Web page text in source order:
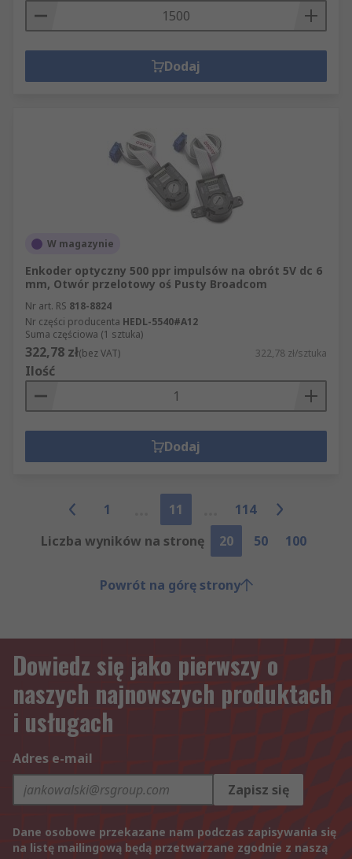
Dodaj
W magazynie
Enkoder optyczny 500 ppr impulsów na obrót 5V dc 6
mm, Otwór przelotowy oś Pusty Broadcom
Nr art. RS 818-8824
Nr części producenta HEDL-5540#A12
Suma częściowa (1 sztuka)
322,78 zł(bez VAT) 322,78 zł/sztuka
Ilość
Dodaj
1 11
114
Liczba wyników na stronę
20 50 100
Powrót na górę strony
Dowiedz się jako pierwszy o
naszych najnowszych produktach
i usługach
Adres e-mail
Zapisz się
Dane osobowe przekazane nam podczas zapisywania się
na listę mailingową będą przetwarzane zgodnie z naszą